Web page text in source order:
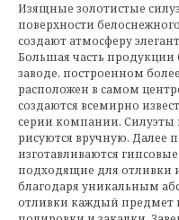
Изящные золотистые
поверхности
создают атмосферу
Большая часть продукции
заводе, построенном
расположен в самом
создаются всемирно
серии компании. Силуэты
рисуются вручную. Далее
изготавливаются
подходящие для отливки
благодаря уникальным
отливки каждый предмет